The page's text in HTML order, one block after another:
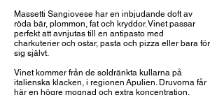
Massetti Sangiovese har en inbjudande doft av
röda bär, plommon, fat och kryddor. Vinet passar
perfekt att avnjutas till en antipasto med
charkuterier och ostar, pasta och pizza eller bara för
sig självt.
Vinet kommer från de soldränkta kullarna på
italienska klacken, i regionen Apulien. Druvorna får
här en högre mognad och extra koncentration,